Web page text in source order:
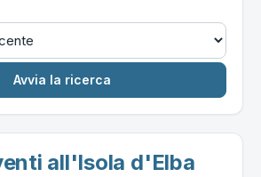
all'Isola d'Elba